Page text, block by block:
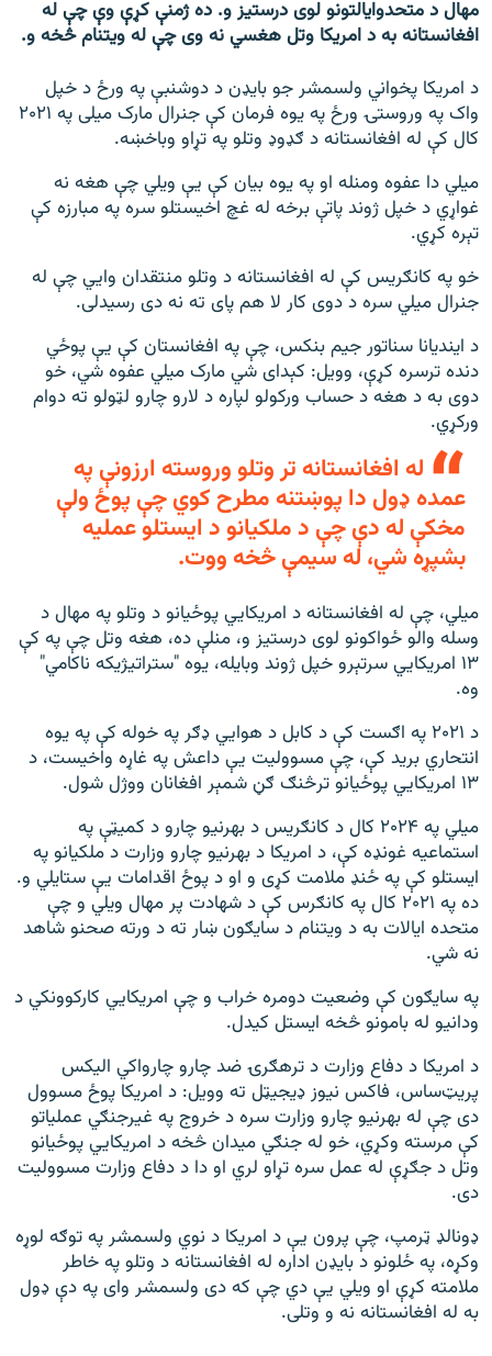
د ازادې اروپا/ ازادي راډيو ټولې پاڼې
مهال د متحدوایالتونو لوی درستیز و. ده ژمنې کړې وې چې له
افغانستانه به د امریکا وتل هغسي نه وی چې له ویتنام څخه و.
د امریکا پخواني ولسمشر جو بایډن د دوشنبې په ورځ د خپل
واک په وروستۍ ورځ په یوه فرمان کې جنرال مارک میلی په ۲۰۲۱
کال کې له افغانستانه د ګډوډ وتلو په تړاو وباخښه.
میلي دا عفوه ومنله او په یوه بیان کې یې ویلي چې هغه نه
غواړي د خپل ژوند پاتې برخه له غچ اخیستلو سره په مبارزه کې
تېره کړي.
خو په کانګریس کې له افغانستانه د وتلو منتقدان وايي چې له
جنرال میلي سره د دوی کار لا هم پای ته نه دی رسیدلی.
د ایندیانا سناتور جیم بنکس، چې په افغانستان کې یې پوځي
دنده ترسره کړې، وویل: کېدای شي مارک میلي عفوه شي، خو
دوی به د هغه د حساب ورکولو لپاره د لارو چارو لټولو ته دوام
ورکړي.
له افغانستانه تر وتلو وروسته ارزونې په
عمده ډول دا پوښتنه مطرح کوي چې پوځ ولې
مخکې له دې چې د ملکیانو د ایستلو عملیه
بشپړه شي، له سیمې څخه ووت.
میلي، چې له افغانستانه د امریکايي پوځیانو د وتلو په مهال د
وسله والو ځواکونو لوی درستیز و، منلې ده، هغه وتل چې په کې
۱۳ امریکایي سرتېرو خپل ژوند وبایله، یوه "ستراتیژیکه ناکامي"
وه.
د ۲۰۲۱ په اګست کې د کابل د هوايي ډګر په خوله کې په یوه
انتحاري برید کې، چې مسوولیت یې داعش په غاړه واخیست، د
۱۳ امریکايي پوځیانو ترڅنګ ګڼ شمېر افغانان ووژل شول.
میلي په ۲۰۲۴ کال د کانګریس د بهرنیو چارو د کمیټې په
استماعیه غونډه کې، د امریکا د بهرنیو چارو وزارت د ملکیانو په
ایستلو کې په ځنډ ملامت کړی و او د پوځ اقدامات یې ستایلي و.
ده په ۲۰۲۱ کال په کانګرس کې د شهادت پر مهال ویلي و چې
متحده ایالات به د ویتنام د سایګون ښار ته د ورته صحنو شاهد
نه شي.
په سایګون کې وضعیت دومره خراب و چې امریکایي کارکوونکي د
ودانیو له بامونو څخه ایستل کیدل.
د امریکا د دفاع وزارت د ترهګرۍ ضد چارو چارواکي الیکس
پريټ‌ساس، فاکس نیوز ډیجیټل ته وویل: د امریکا پوځ مسوول
دی چې له بهرنیو چارو وزارت سره د خروج په غیرجنګي عملیاتو
کې مرسته وکړي، خو له جنګي میدان څخه د امریکايي پوځیانو
وتل د جګړې له عمل سره تړاو لري او دا د دفاع وزارت مسوولیت
دی.
ډونالډ ټرمپ، چې پرون یې د امریکا د نوي ولسمشر په توګه لوړه
وکړه، په ځلونو د بایډن اداره له افغانستانه د وتلو په خاطر
ملامته کړې او ویلي یې دي چې که دی ولسمشر وای په دې ډول
به له افغانستانه نه و وتلی.